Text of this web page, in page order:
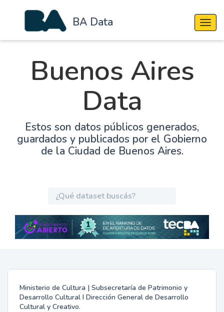
BA Data
Buenos Aires
Data
Estos son datos públicos generados,
guardados y publicados por el Gobierno
de la Ciudad de Buenos Aires.
Ministerio de Cultura | Subsecretaría de Patrimonio y
Desarrollo Cultural I Dirección General de Desarrollo
Cultural y Creativo.